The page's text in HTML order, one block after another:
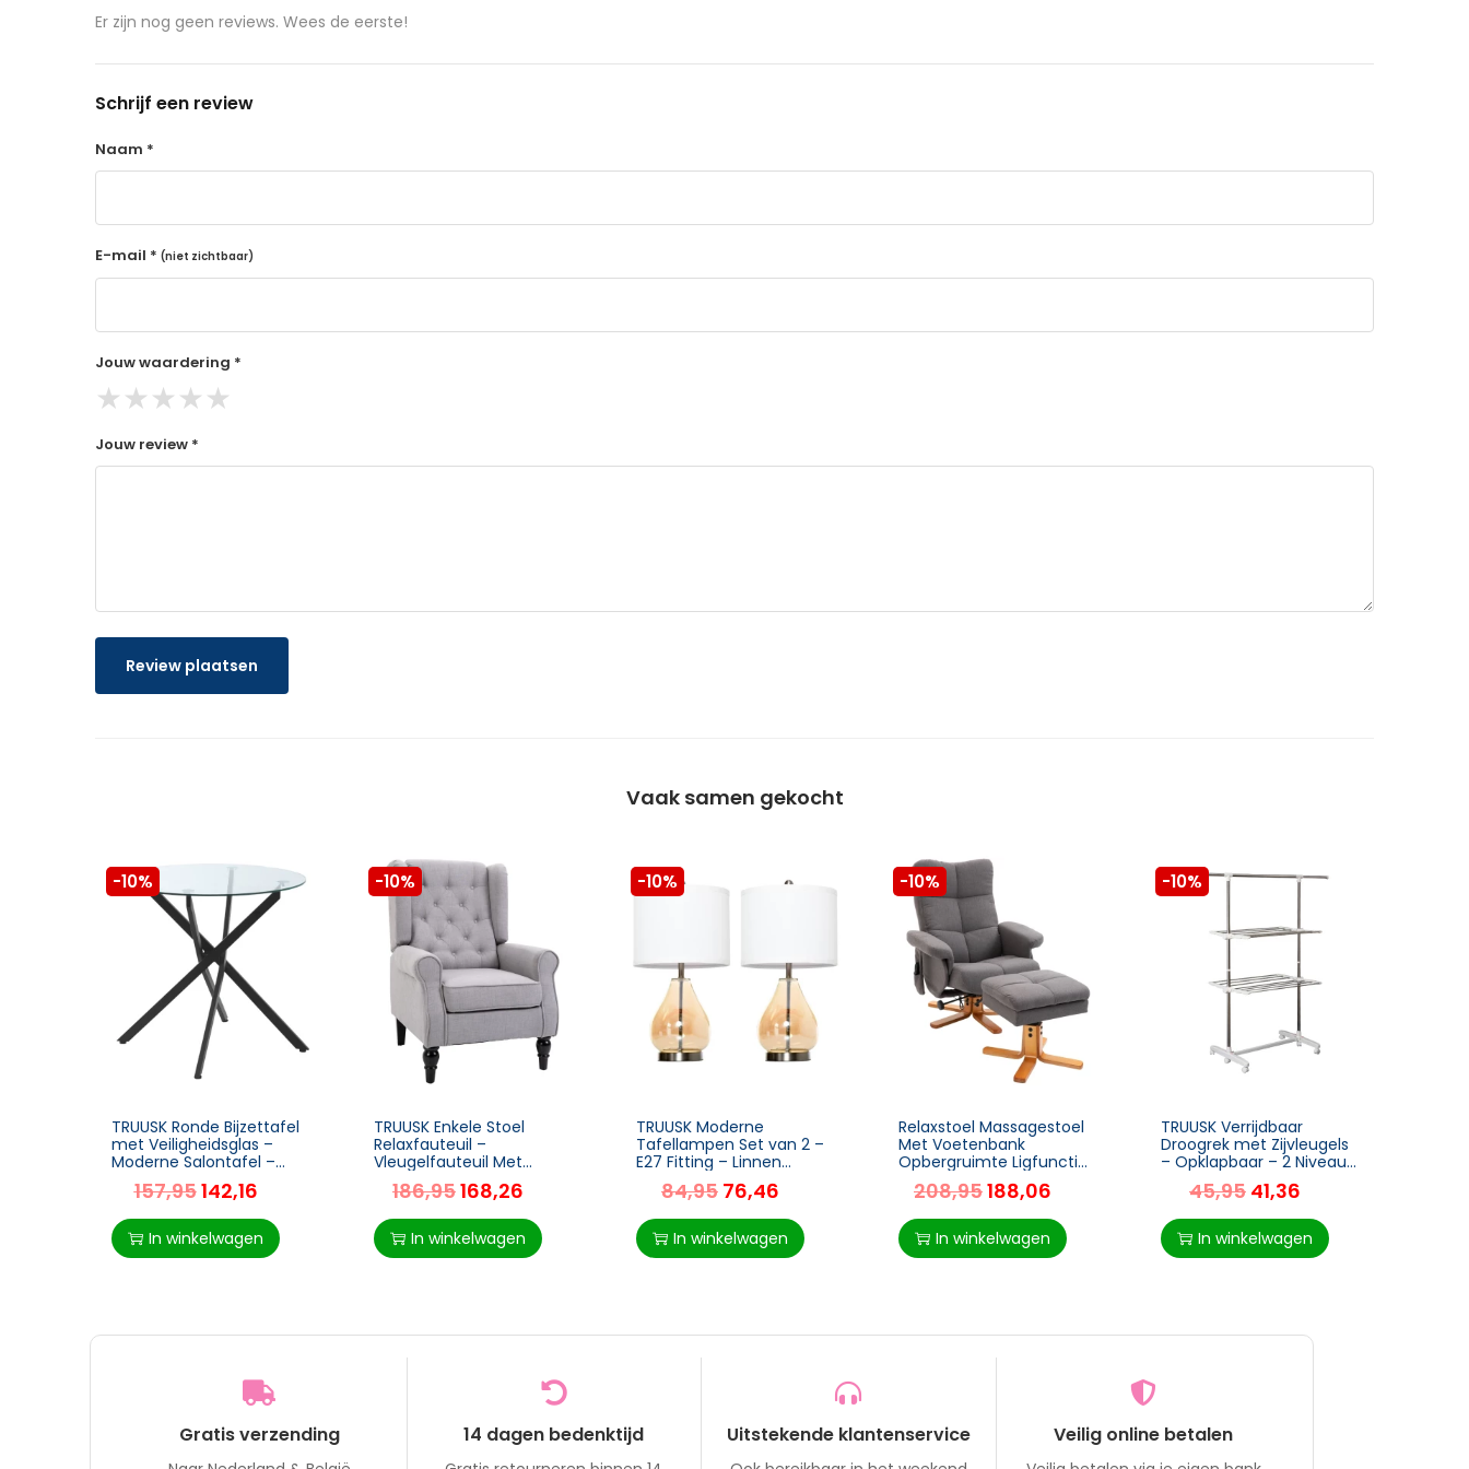
aangeschafte product terug naar de koper.
14 dagen retourtermijn
Binnen 14 dagen een terugbetaling na ontvangst van retour
De terugbetaling wordt gedaan via de betaalmethode waarmee de bestelling is gedaan
Er zijn nog geen reviews. Wees de eerste!
Schrijf een review
Naam *
E-mail * (niet zichtbaar)
Jouw waardering *
★★★★★
Jouw review *
Review plaatsen
Vaak samen gekocht
-10%
TRUUSK Ronde Bijzettafel
met Veiligheidsglas –
Moderne Salontafel –
Geschikt voor
Woonkamer en
Slaapkamer – Metaal –
Zwart – 80 x
157,95142,16
In winkelwagen
-10%
TRUUSK Enkele Stoel
Relaxfauteuil –
Vleugelfauteuil Met
Getufte Houten Poten –
Polyester Grijs – 74 x 86 x
102 cm
186,95168,26
In winkelwagen
-10%
TRUUSK Moderne
Tafellampen Set van 2 –
E27 Fitting – Linnen
Lampenkap – Amber Glas
– Voor Sfeervolle
Verlichting in Huis
84,95 76,46
In winkelwagen
-10%
Relaxstoel Massagestoel
Met Voetenbank
Opbergruimte Ligfunctie
TV-stoel Met
Massagefunctie TV-stoel
Ligstoel, Met Houten Poot
Helling 145° Polyester
Donkergrijs 80 X 86 X 99
208,95188,06
In winkelwagen
-10%
TRUUSK Verrijdbaar
Droogrek met Zijvleugels
– Opklapbaar – 2 Niveaus
– Ruimtebesparend –
Voor Binnen en Buiten –
Grijs
45,95 41,36
In winkelwagen
Gratis verzending 14 dagen bedenktijd Uitstekende klantenservice Veilig online betalen